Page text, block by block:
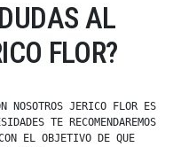
AL
FLOR?
NOSOTROS JERICO FLOR ES
TE RECOMENDAREMOS
EL OBJETIVO DE QUE